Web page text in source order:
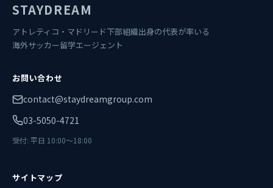
STAYDREAM
アトレティコ・マドリード下部組織出身の代表が率いる
海外サッカー留学エージェント
お問い合わせ
contact@staydreamgroup.com
03-5050-4721
受付: 平日 10:00〜18:00
サイトマップ